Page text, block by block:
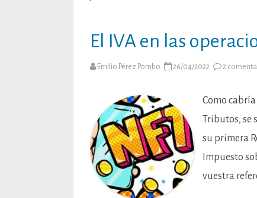
El IVA en las
Emilio Pérez Pombo 26/04/2022 2
Como
Tributos, se
su primera
Impuesto
vuestra